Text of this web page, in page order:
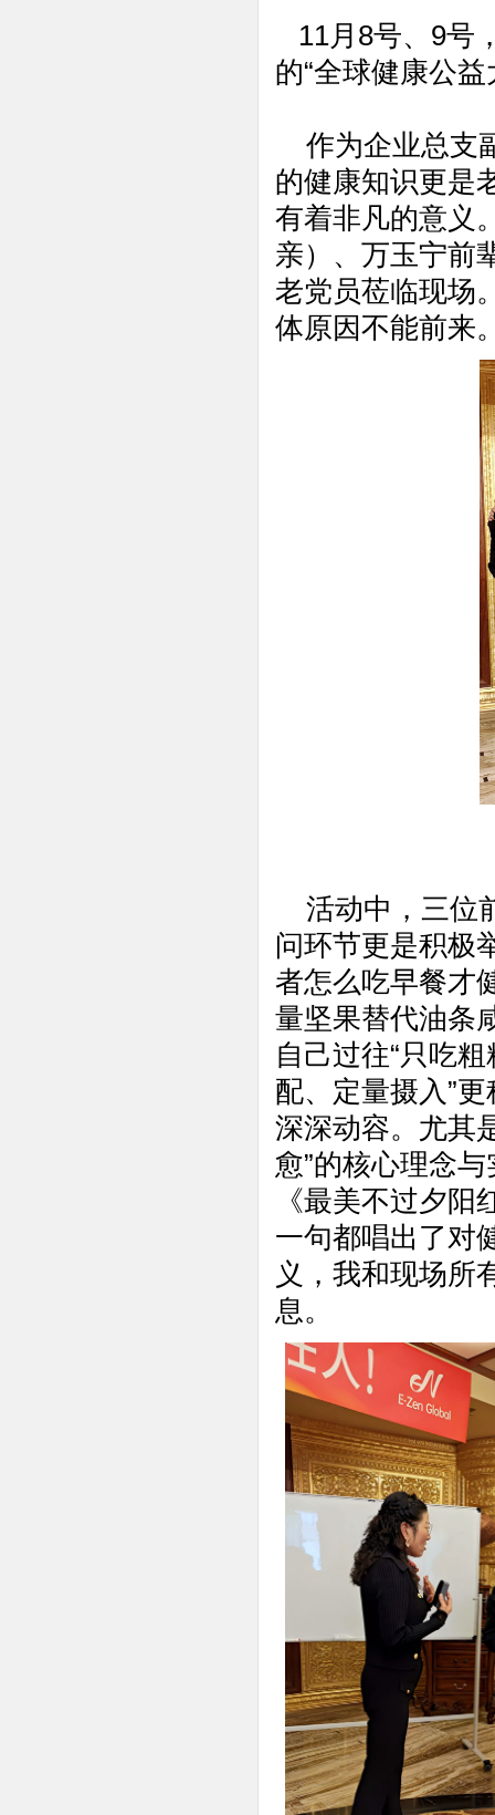
11月8号、9号
的“全球健康公
作为企业总支
的健康知识更是
有着非凡的意义
亲）、万玉宁前
老党员莅临现场
体原因不能前来
活动中，三位
问环节更是积极
者怎么吃早餐才
量坚果替代油条
自己过往“只吃
配、定量摄入”
深深动容。尤其
愈”的核心理念
《最美不过夕
一句都唱出了对
义，我和现场所
息。